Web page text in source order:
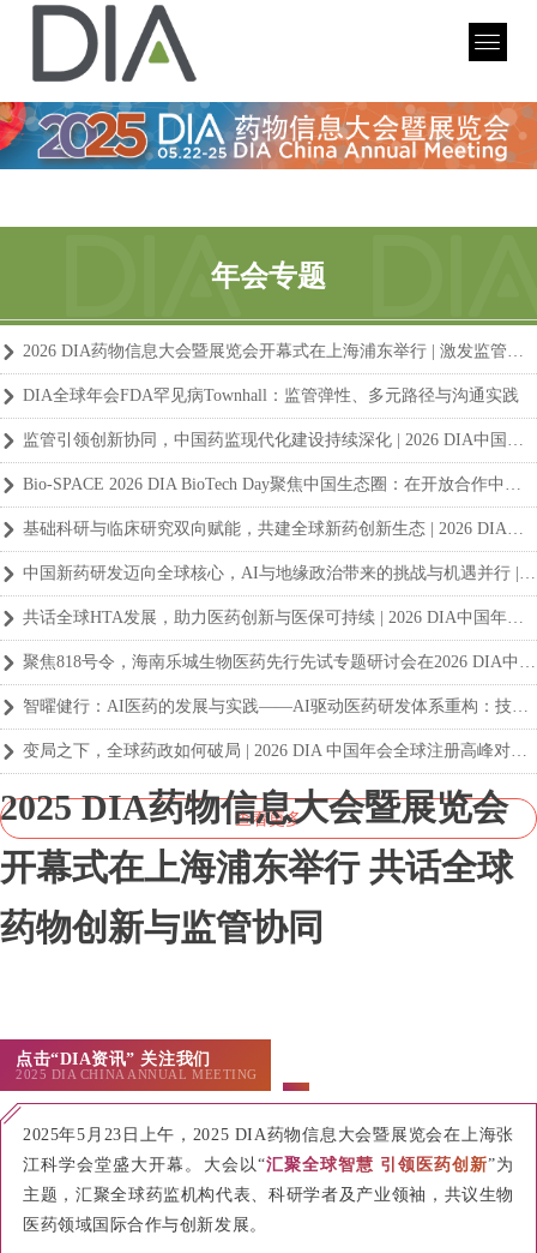
2025 DIA药物信息大会暨展览会
开幕式在上海浦东举行 共话全球
药物创新与监管协同
点击“DIA资讯” 关注我们
2025 DIA CHINA ANNUAL MEETING
2025年5月23日上午，2025 DIA药物信息大会暨展览会在上海张
江科学会堂盛大开幕。大会以“汇聚全球智慧 引领医药创新”为
主题，汇聚全球药监机构代表、科研学者及产业领袖，共议生物
医药领域国际合作与创新发展。
年会专题
낑 2026 DIA药物信息大会暨展览会开幕式在上海浦东举行 | 激发监管、研发与全球可及性的创新价值
낑 DIA全球年会FDA罕见病Townhall：监管弹性、多元路径与沟通实践
낑 监管引领创新协同，中国药监现代化建设持续深化 | 2026 DIA中国年会
낑 Bio-SPACE 2026 DIA BioTech Day聚焦中国生态圈：在开放合作中提升创新质量与可持续性
낑 基础科研与临床研究双向赋能，共建全球新药创新生态 | 2026 DIA中国年会开幕式平行论坛洞察
낑 中国新药研发迈向全球核心，AI与地缘政治带来的挑战与机遇并行 | 2026 DIA年会 DIA全球会士专场洞察
낑 共话全球HTA发展，助力医药创新与医保可持续 | 2026 DIA中国年会国际HTA合作专场洞察
낑 聚焦818号令，海南乐城生物医药先行先试专题研讨会在2026 DIA中国年会期间成功举办
낑 智曜健行：AI医药的发展与实践——AI驱动医药研发体系重构：技术融合与生态协同成为行业共识 | 2026 DIA中国年会专场洞察
낑 变局之下，全球药政如何破局 | 2026 DIA 中国年会全球注册高峰对话洞察
查看更多